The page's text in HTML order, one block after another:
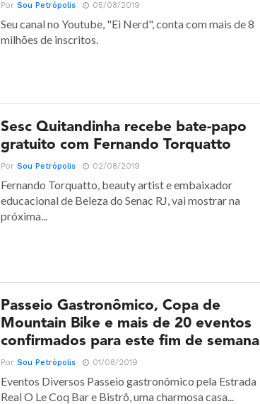
PorSou Petrópolis 05/08/2019
Seu canal no Youtube, "Ei Nerd", conta com mais de 8
milhões de inscritos.
Sesc Quitandinha recebe bate-papo
gratuito com Fernando Torquatto
PorSou Petrópolis 02/08/2019
Fernando Torquatto, beauty artist e embaixador
educacional de Beleza do Senac RJ, vai mostrar na
próxima...
Passeio Gastronômico, Copa de
Mountain Bike e mais de 20 eventos
confirmados para este fim de semana
PorSou Petrópolis 01/08/2019
Eventos Diversos Passeio gastronômico pela Estrada
Real O Le Coq Bar e Bistrô, uma charmosa casa...